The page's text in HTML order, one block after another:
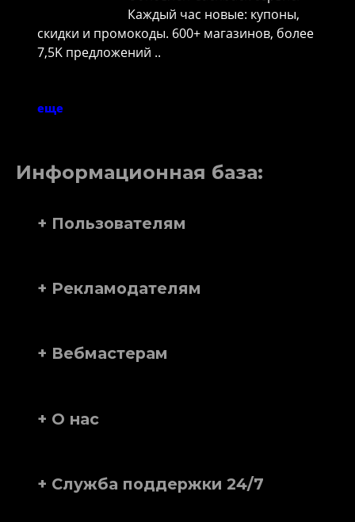
Каждый час новые: купоны,
скидки и промокоды. 600+ магазинов, более
7,5K предложений ..
еще
Информационная база:
+ Пользователям
+ Рекламодателям
+ Вебмастерам
+ О нас
+ Служба поддержки 24/7